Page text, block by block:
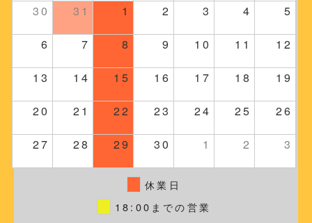
30 31 1 2 3 4 5
6 7 8 9 10 11 12
13 14 15 16 17 18 19
20 21 22 23 24 25 26
27 28 29 30 1 2 3
休業日
18:00までの営業